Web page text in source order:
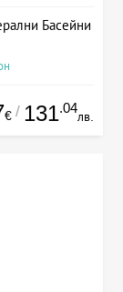
Басейни
€ / 131.04
лв.